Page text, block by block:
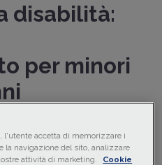
disabilità:
per minori
di disabilitàsia per i
l'utente accetta di memorizzare i
la navigazione del sito, analizzare
attività di marketing.
Cookie